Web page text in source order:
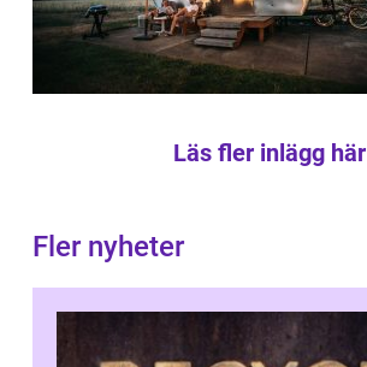
Läs fler inlägg här
Fler nyheter